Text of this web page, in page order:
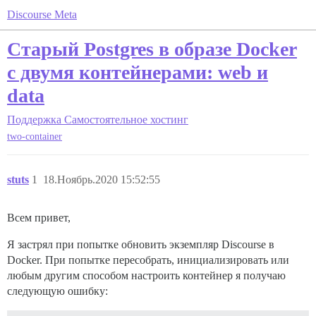
Discourse Meta
Старый Postgres в образе Docker
с двумя контейнерами: web и
data
Поддержка Самостоятельное хостинг
two-container
stuts 18.Ноябрь.2020 15:52:55
1
Всем привет,
Я застрял при попытке обновить экземпляр Discourse в
Docker. При попытке пересобрать, инициализировать или
любым другим способом настроить контейнер я получаю
следующую ошибку: